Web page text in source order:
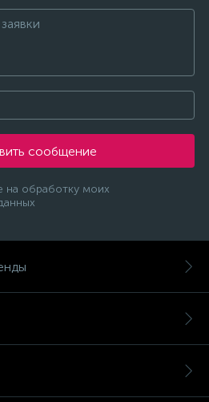
сообщение
на обработку моих